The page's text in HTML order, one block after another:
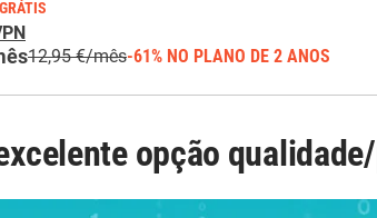
12,95 €/mês-61% NO PLANO DE 2 ANOS
opção